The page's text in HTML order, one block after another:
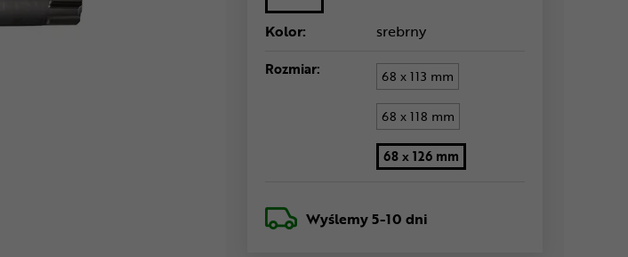
Kolor: srebrny
Rozmiar: 68 x 113 mm
68 x 118 mm
68 x 126 mm
Wyślemy5-10 dni